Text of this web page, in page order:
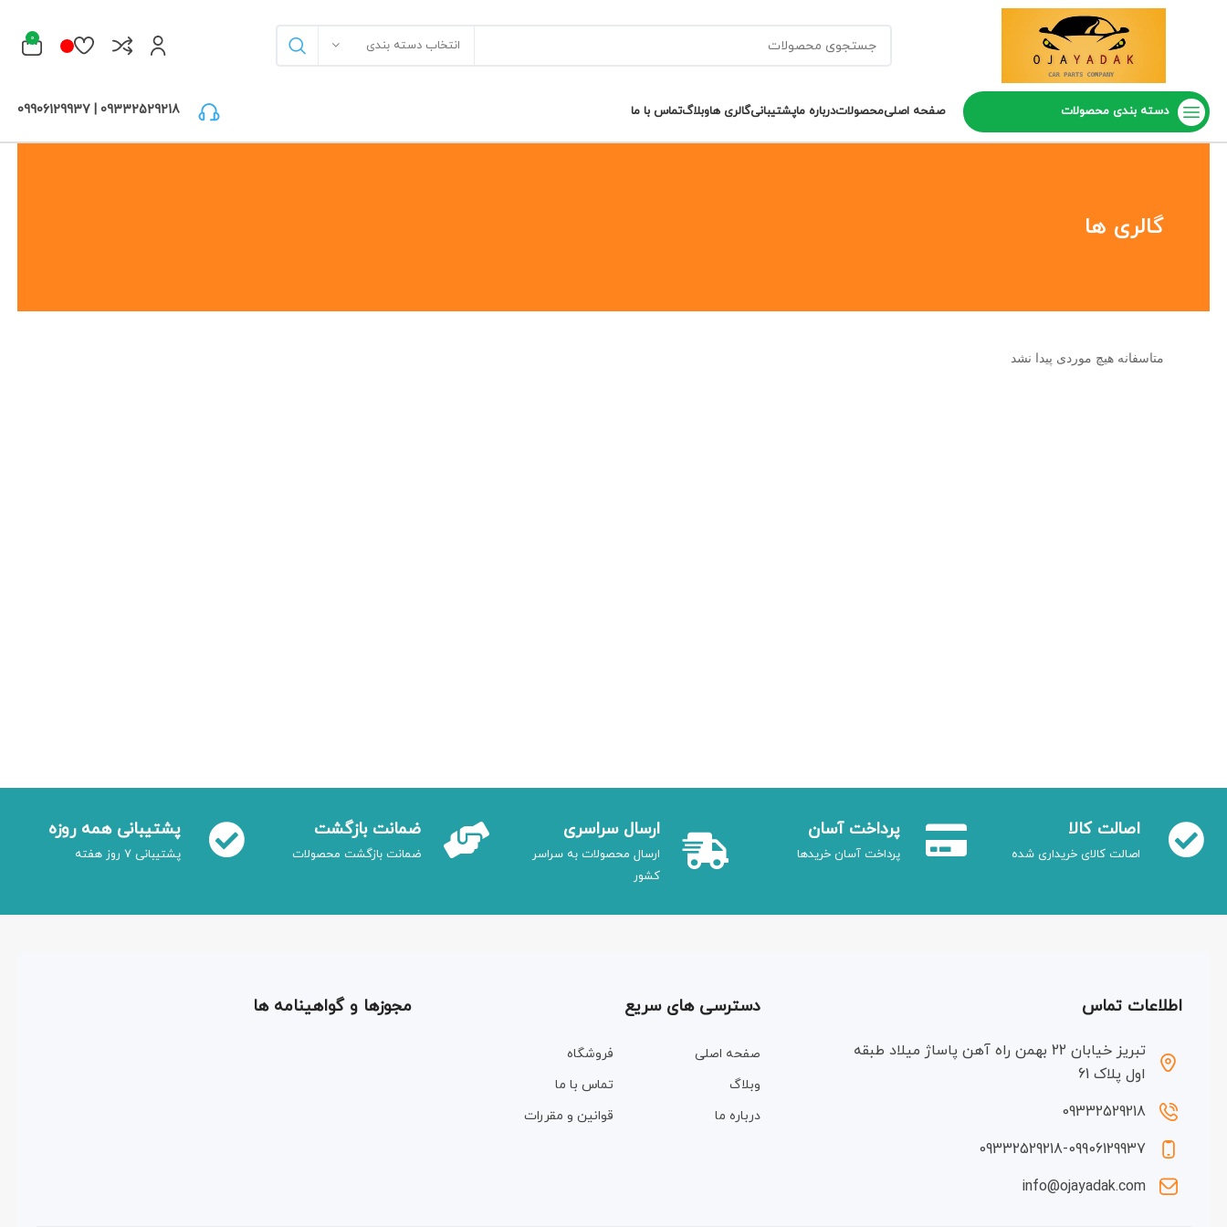
انتخاب دسته بندی 0
دسته بندی محصولات صفحه اصلیمحصولاتدرباره ماپشتیبانیگالری هاوبلاگتماس با ما 09332529218 | 09906129937
گالری ها
متاسفانه هیچ موردی پیدا نشد
اصالت کالا
اصالت کالای خریداری شده
پرداخت آسان
پرداخت آسان خریدها
ارسال سراسری
ارسال محصولات به سراسر
کشور
ضمانت بازگشت
ضمانت بازگشت محصولات
پشتیبانی همه روزه
پشتیبانی 7 روز هفته
اطلاعات تماس
تبریز خیابان 22 بهمن راه آهن پاساژ میلاد طبقه
اول پلاک 61
09332529218
09332529218-09906129937
info@ojayadak.com
دسترسی های سریع
صفحه اصلی
فروشگاه
وبلاگ
تماس با ما
درباره ما
قوانین و مقررات
مجوزها و گواهینامه ها